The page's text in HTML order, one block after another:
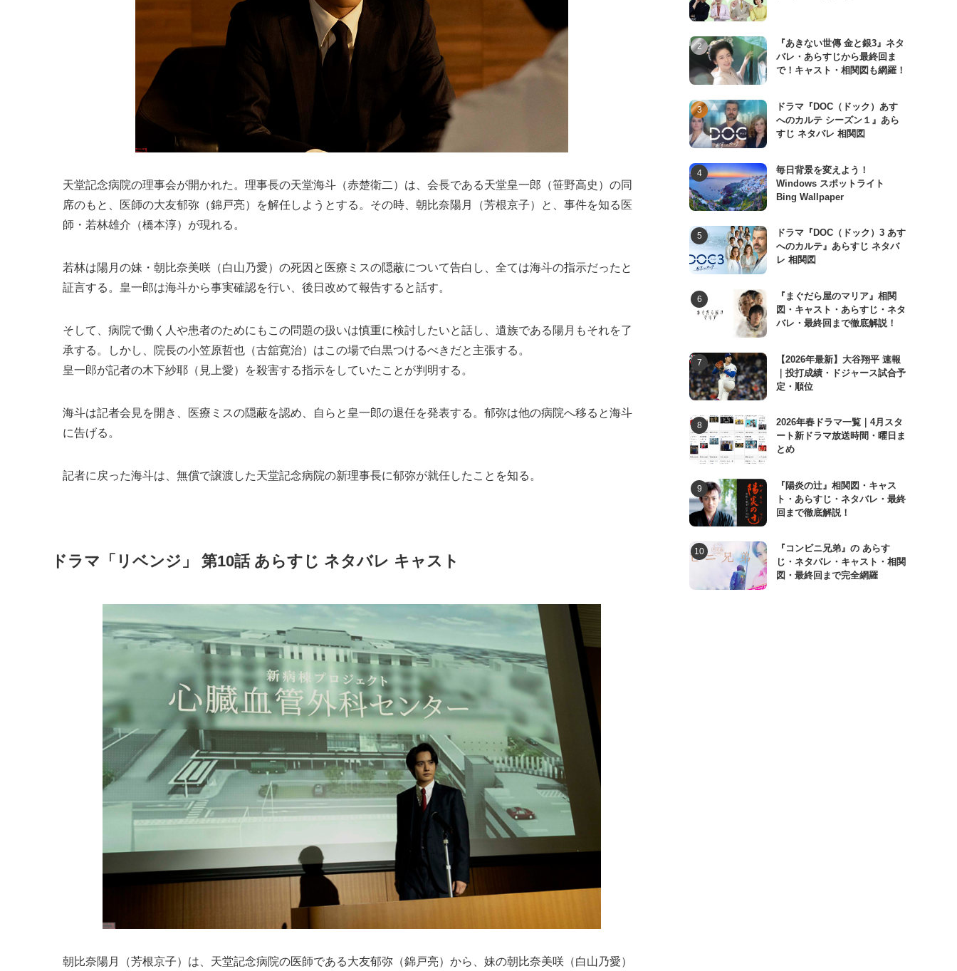
天堂記念病院の理事会が開かれた。理事長の天堂海斗（赤楚衛二）は、会長である天堂皇一郎（笹野高史）の同
席のもと、医師の大友郁弥（錦戸亮）を解任しようとする。その時、朝比奈陽月（芳根京子）と、事件を知る医
師・若林雄介（橋本淳）が現れる。
若林は陽月の妹・朝比奈美咲（白山乃愛）の死因と医療ミスの隠蔽について告白し、全ては海斗の指示だったと
証言する。皇一郎は海斗から事実確認を行い、後日改めて報告すると話す。
そして、病院で働く人や患者のためにもこの問題の扱いは慎重に検討したいと話し、遺族である陽月もそれを了
承する。しかし、院長の小笠原哲也（古舘寛治）はこの場で白黒つけるべきだと主張する。
皇一郎が記者の木下紗耶（見上愛）を殺害する指示をしていたことが判明する。
海斗は記者会見を開き、医療ミスの隠蔽を認め、自らと皇一郎の退任を発表する。郁弥は他の病院へ移ると海斗
に告げる。
記者に戻った海斗は、無償で譲渡した天堂記念病院の新理事長に郁弥が就任したことを知る。
ドラマ「リベンジ」 第10話 あらすじ ネタバレ キャスト
朝比奈陽月（芳根京子）は、天堂記念病院の医師である大友郁弥（錦戸亮）から、妹の朝比奈美咲（白山乃愛）
『あきない世傳 金と銀3』ネタ
バレ・あらすじから最終回ま
で！キャスト・相関図も網羅！
ドラマ『DOC（ドック）あす
へのカルテ シーズン１』あら
すじ ネタバレ 相関図
毎日背景を変えよう！
Windows スポットライト
Bing Wallpaper
ドラマ『DOC（ドック）3 あす
へのカルテ』あらすじ ネタバ
レ 相関図
『まぐだら屋のマリア』相関
図・キャスト・あらすじ・ネタ
バレ・最終回まで徹底解説！
【2026年最新】大谷翔平 速報
｜投打成績・ドジャース試合予
定・順位
2026年春ドラマ一覧｜4月スタ
ート新ドラマ放送時間・曜日ま
とめ
『陽炎の辻』相関図・キャス
ト・あらすじ・ネタバレ・最終
回まで徹底解説！
『コンビニ兄弟』の あらす
じ・ネタバレ・キャスト・相関
図・最終回まで完全網羅